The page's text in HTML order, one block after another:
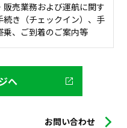
売業務および運航に関す
き（チェックイン）、手
、ご到着のご案内等
へ
お問い合わせ